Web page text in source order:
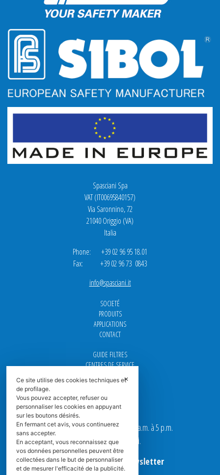
Spasciani Spa
VAT (IT00695840157)
Via Saronnino, 72
21040 Origgio (VA)
Italia
Phone: +39 02 96 95 18.01
Fax: +39 02 96 73 0843
info@spasciani.it
SOCIETÉ
PRODUITS
APPLICATIONS
CONTACT
GUIDE FILTRES
CENTRES DE SERVICE
DOWNLOAD
NEWS
FAQ
CARRIÈRE
Nos bureaux sont ouverts de 9 a.m. à 5 p.m.
du Lundi au Vendredi.
Abonnez-vous à la Newsletter
✕
Ce site utilise des cookies techniques et
de profilage.
Vous pouvez accepter, refuser ou
personnaliser les cookies en appuyant
sur les boutons désirés.
En fermant cet avis, vous continuerez
sans accepter.
En acceptant, vous reconnaissez que
vos données personnelles peuvent être
collectées dans le but de personnaliser
et de mesurer l'efficacité de la publicité.